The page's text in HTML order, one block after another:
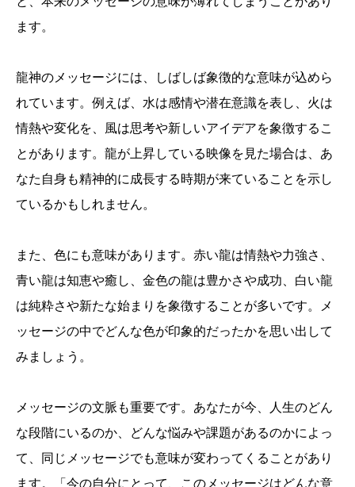
ます。
龍神のメッセージには、しばしば象徴的な意味が込めら
れています。例えば、水は感情や潜在意識を表し、火は
情熱や変化を、風は思考や新しいアイデアを象徴するこ
とがあります。龍が上昇している映像を見た場合は、あ
なた自身も精神的に成長する時期が来ていることを示し
ているかもしれません。
また、色にも意味があります。赤い龍は情熱や力強さ、
青い龍は知恵や癒し、金色の龍は豊かさや成功、白い龍
は純粋さや新たな始まりを象徴することが多いです。メ
ッセージの中でどんな色が印象的だったかを思い出して
みましょう。
メッセージの文脈も重要です。あなたが今、人生のどん
な段階にいるのか、どんな悩みや課題があるのかによっ
て、同じメッセージでも意味が変わってくることがあり
ます。「今の自分にとって、このメッセージはどんな意